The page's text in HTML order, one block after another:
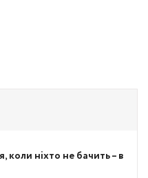
коли ніхто не бачить – в